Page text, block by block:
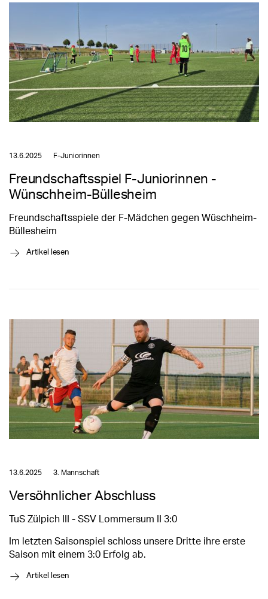
13.6.2025 F-Juniorinnen
Freundschaftsspiel F-Juniorinnen -
Wünschheim-Büllesheim
Freundschaftsspiele der F-Mädchen gegen Wüschheim-
Büllesheim
→ Artikel lesen
13.6.2025 3. Mannschaft
Versöhnlicher Abschluss
TuS Zülpich III - SSV Lommersum II 3:0
Im letzten Saisonspiel schloss unsere Dritte ihre erste
Saison mit einem 3:0 Erfolg ab.
→ Artikel lesen